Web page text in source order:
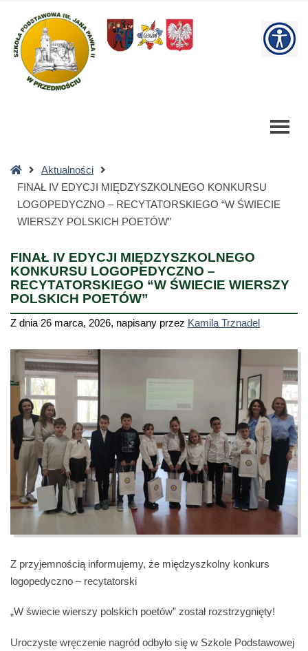
EDYCJI
MIĘDZYSZKOLNEGO
KONKURSU
LOGOPEDYCZNO
ŚWIECIE
Podstawowa
Strona
główna
Aktualności
FINAŁ IV EDYCJI MIĘDZYSZKOLNEGO KONKURSU
LOGOPEDYCZNO – RECYTATORSKIEGO “W ŚWIECIE
WIERSZY POLSKICH POETÓW”
FINAŁ IV EDYCJI MIĘDZYSZKOLNEGO
KONKURSU LOGOPEDYCZNO –
RECYTATORSKIEGO “W ŚWIECIE WIERSZY
POLSKICH POETÓW”
Z dnia 26 marca, 2026, napisany przez Kamila Trznadel
Z przyjemnością informujemy, że międzyszkolny konkurs
logopedyczno – recytatorski
„W świecie wierszy polskich poetów” został rozstrzygnięty!
Uroczyste wręczenie nagród odbyło się w Szkole Podstawowej